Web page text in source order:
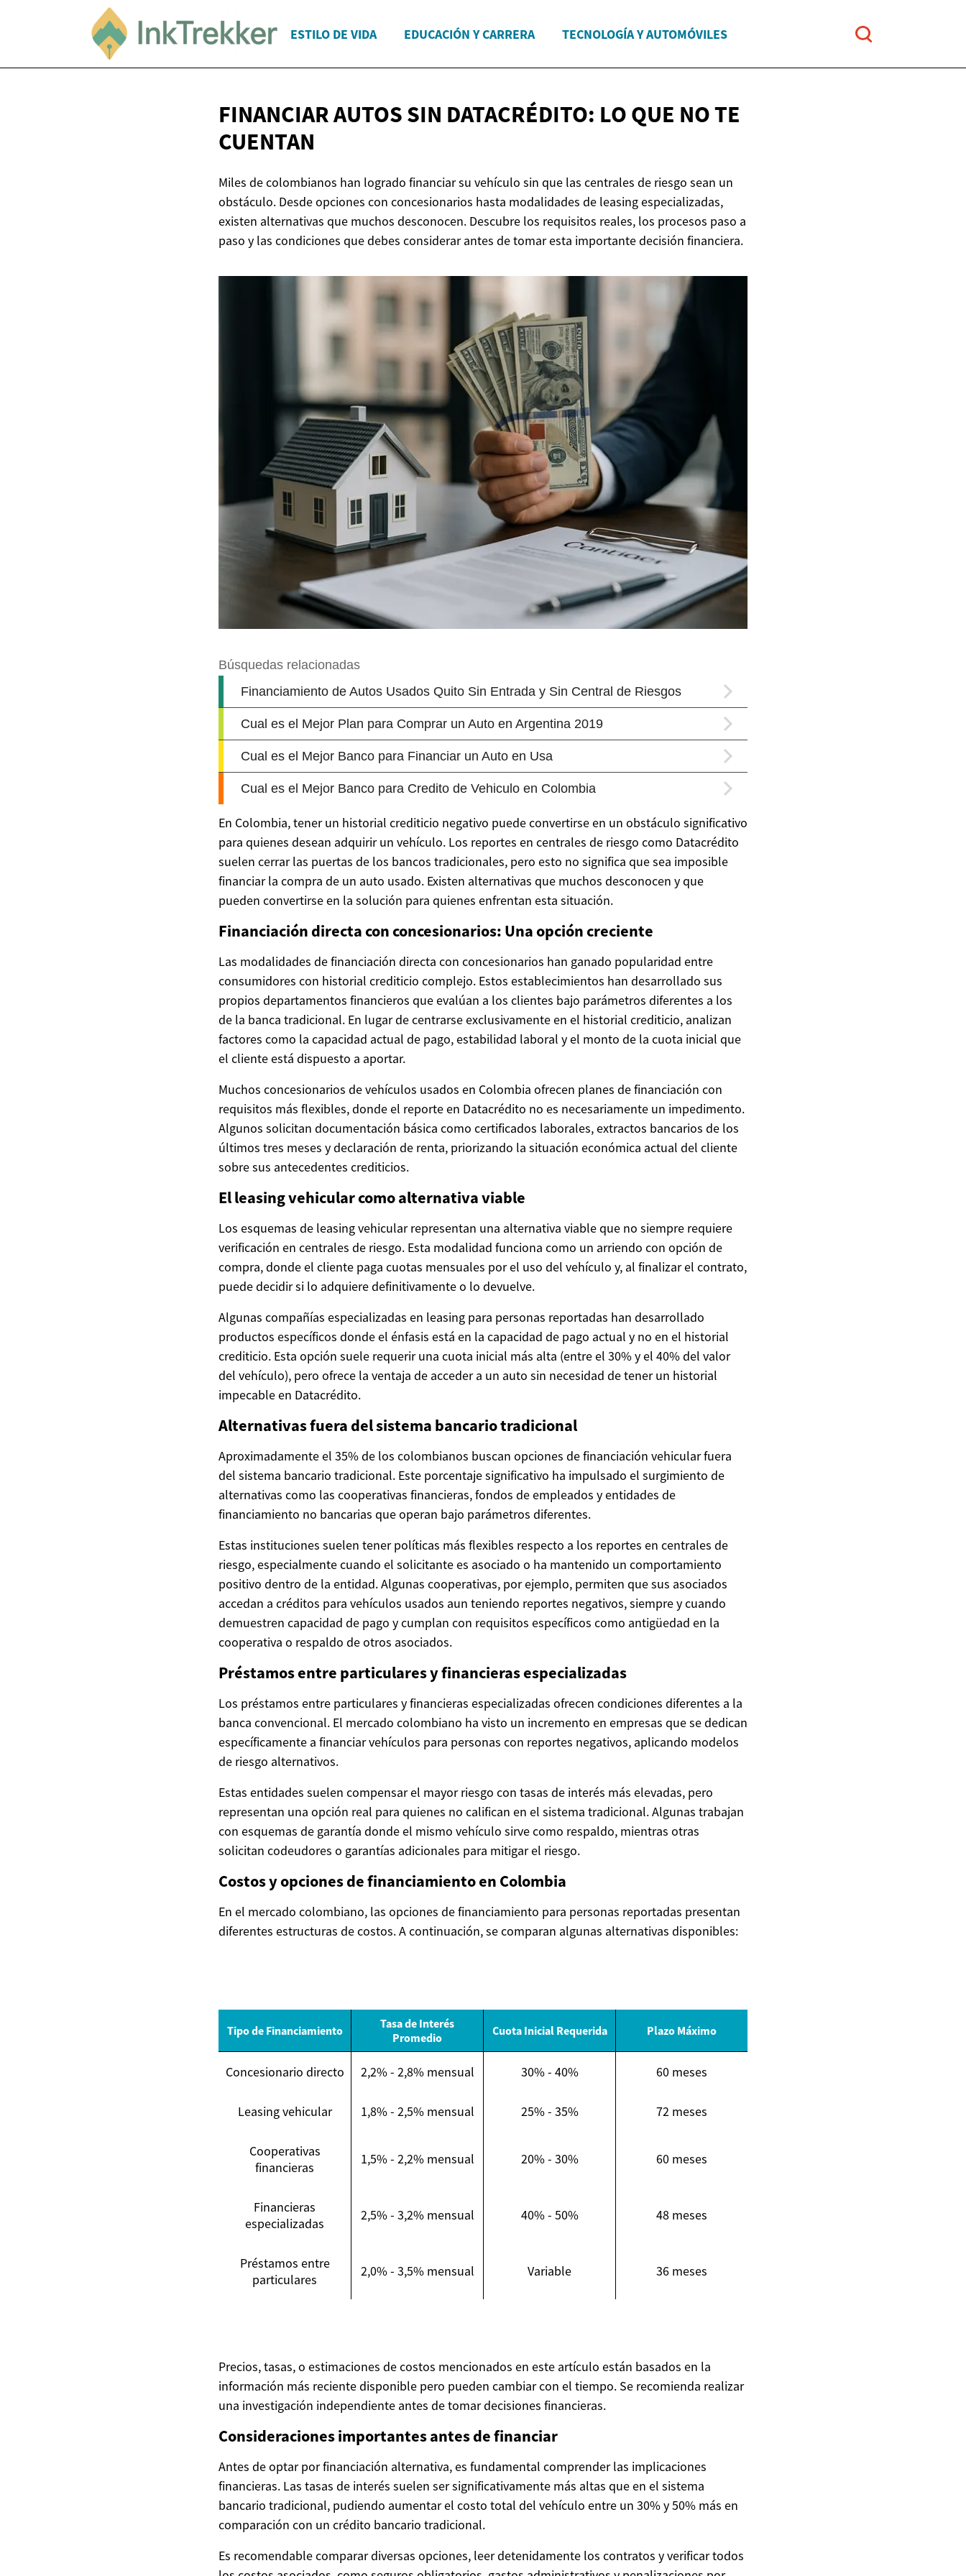
ESTILO DE VIDA EDUCACIÓN Y CARRERA TECNOLOGÍA Y AUTOMÓVILES
FINANCIAR AUTOS SIN DATACRÉDITO: LO QUE NOTE
CUENTAN
Miles de colombianos han logrado financiar su vehículo sin que las centrales de riesgo sean un
obstáculo. Desde opciones con concesionarios hasta modalidades de leasing especializadas,
existen alternativas que muchos desconocen. Descubre los requisitos reales, los procesos paso a
paso y las condiciones que debes considerar antes de tomar esta importante decisión financiera.
En Colombia, tener un historial crediticio negativo puede convertirse en un obstáculo significativo
para quienes desean adquirir un vehículo. Los reportes en centrales de riesgo como Datacrédito
suelen cerrar las puertas de los bancos tradicionales, pero esto no significa que sea imposible
financiar la compra de un auto usado. Existen alternativas que muchos desconocen y que
pueden convertirse en la solución para quienes enfrentan esta situación.
Financiación directa con concesionarios: Una opción creciente
Las modalidades de financiación directa con concesionarios han ganado popularidad entre
consumidores con historial crediticio complejo. Estos establecimientos han desarrollado sus
propios departamentos financieros que evalúan a los clientes bajo parámetros diferentes a los
de la banca tradicional. En lugar de centrarse exclusivamente en el historial crediticio, analizan
factores como la capacidad actual de pago, estabilidad laboral y el monto de la cuota inicial que
el cliente está dispuesto a aportar.
Muchos concesionarios de vehículos usados en Colombia ofrecen planes de financiación con
requisitos más flexibles, donde el reporte en Datacrédito no es necesariamente un impedimento.
Algunos solicitan documentación básica como certificados laborales, extractos bancarios de los
últimos tres meses y declaración de renta, priorizando la situación económica actual del cliente
sobre sus antecedentes crediticios.
El leasing vehicular como alternativa viable
Los esquemas de leasing vehicular representan una alternativa viable que no siempre requiere
verificación en centrales de riesgo. Esta modalidad funciona como un arriendo con opción de
compra, donde el cliente paga cuotas mensuales por el uso del vehículo y, al finalizar el contrato,
puede decidir si lo adquiere definitivamente o lo devuelve.
Algunas compañías especializadas en leasing para personas reportadas han desarrollado
productos específicos donde el énfasis está en la capacidad de pago actual y no en el historial
crediticio. Esta opción suele requerir una cuota inicial más alta (entre el 30% y el 40% del valor
del vehículo), pero ofrece la ventaja de acceder a un auto sin necesidad de tener un historial
impecable en Datacrédito.
Alternativas fuera del sistema bancario tradicional
Aproximadamente el 35% de los colombianos buscan opciones de financiación vehicular fuera
del sistema bancario tradicional. Este porcentaje significativo ha impulsado el surgimiento de
alternativas como las cooperativas financieras, fondos de empleados y entidades de
financiamiento no bancarias que operan bajo parámetros diferentes.
Estas instituciones suelen tener políticas más flexibles respecto a los reportes en centrales de
riesgo, especialmente cuando el solicitante es asociado o ha mantenido un comportamiento
positivo dentro de la entidad. Algunas cooperativas, por ejemplo, permiten que sus asociados
accedan a créditos para vehículos usados aun teniendo reportes negativos, siempre y cuando
demuestren capacidad de pago y cumplan con requisitos específicos como antigüedad en la
cooperativa o respaldo de otros asociados.
Préstamos entre particulares y financieras especializadas
Los préstamos entre particulares y financieras especializadas ofrecen condiciones diferentes a la
banca convencional. El mercado colombiano ha visto un incremento en empresas que se dedican
específicamente a financiar vehículos para personas con reportes negativos, aplicando modelos
de riesgo alternativos.
Estas entidades suelen compensar el mayor riesgo con tasas de interés más elevadas, pero
representan una opción real para quienes no califican en el sistema tradicional. Algunas trabajan
con esquemas de garantía donde el mismo vehículo sirve como respaldo, mientras otras
solicitan codeudores o garantías adicionales para mitigar el riesgo.
Costos y opciones de financiamiento en Colombia
En el mercado colombiano, las opciones de financiamiento para personas reportadas presentan
diferentes estructuras de costos. A continuación, se comparan algunas alternativas disponibles:
Tipo de Financiamiento
Tasa de Interés
Promedio
Cuota Inicial Requerida Plazo Máximo
Concesionario directo 2,2% - 2,8% mensual 30% - 40% 60 meses
Leasing vehicular 1,8% - 2,5% mensual 25% - 35% 72 meses
Cooperativas
financieras
1,5% - 2,2% mensual 20% - 30% 60 meses
Financieras
especializadas
2,5% - 3,2% mensual 40% - 50% 48 meses
Préstamos entre
particulares
2,0% - 3,5% mensual Variable 36 meses
Precios, tasas, o estimaciones de costos mencionados en este artículo están basados en la
información más reciente disponible pero pueden cambiar con el tiempo. Se recomienda realizar
una investigación independiente antes de tomar decisiones financieras.
Consideraciones importantes antes de financiar
Antes de optar por financiación alternativa, es fundamental comprender las implicaciones
financieras. Las tasas de interés suelen ser significativamente más altas que en el sistema
bancario tradicional, pudiendo aumentar el costo total del vehículo entre un 30% y 50% más en
comparación con un crédito bancario tradicional.
Es recomendable comparar diversas opciones, leer detenidamente los contratos y verificar todos